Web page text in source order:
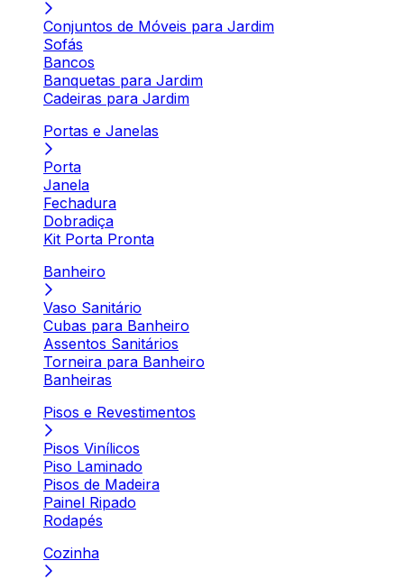
Conjuntos de Móveis para Jardim
Sofás
Bancos
Banquetas para Jardim
Cadeiras para Jardim
Portas e Janelas
Porta
Janela
Fechadura
Dobradiça
Kit Porta Pronta
Banheiro
Vaso Sanitário
Cubas para Banheiro
Assentos Sanitários
Torneira para Banheiro
Banheiras
Pisos e Revestimentos
Pisos Vinílicos
Piso Laminado
Pisos de Madeira
Painel Ripado
Rodapés
Cozinha